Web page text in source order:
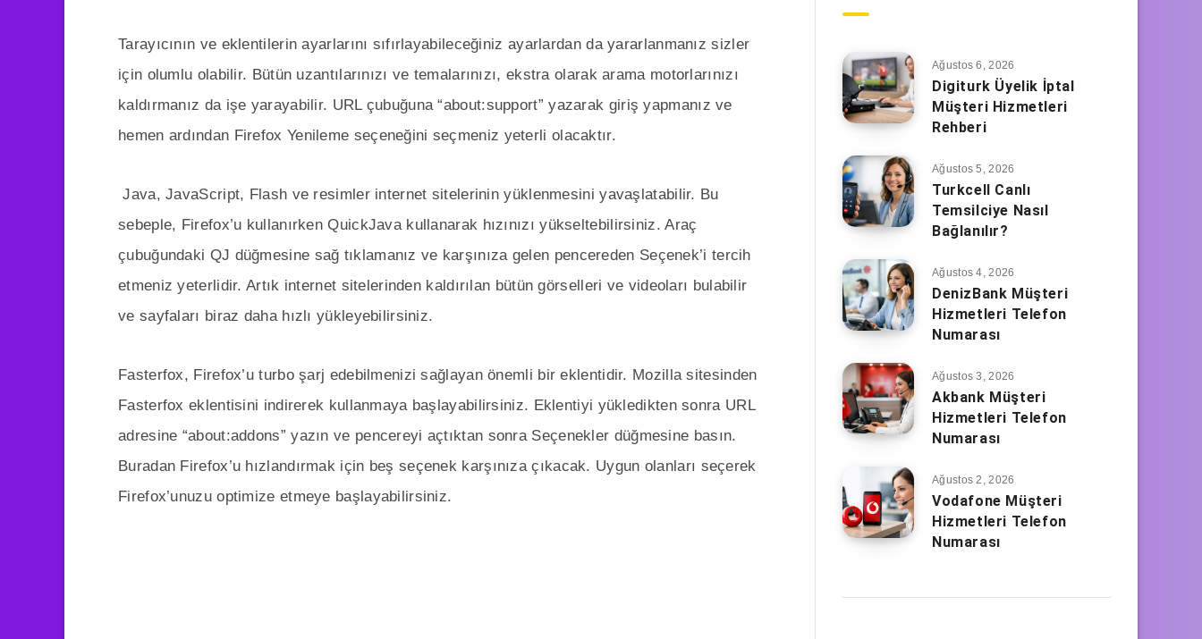
Tarayıcının ve eklentilerin ayarlarını sıfırlayabileceğiniz ayarlardan da yararlanmanız sizler
için olumlu olabilir. Bütün uzantılarınızı ve temalarınızı, ekstra olarak arama motorlarınızı
kaldırmanız da işe yarayabilir. URL çubuğuna “about:support” yazarak giriş yapmanız ve
hemen ardından Firefox Yenileme seçeneğini seçmeniz yeterli olacaktır.
Java, JavaScript, Flash ve resimler internet sitelerinin yüklenmesini yavaşlatabilir. Bu
sebeple, Firefox’u kullanırken QuickJava kullanarak hızınızı yükseltebilirsiniz. Araç
çubuğundaki QJ düğmesine sağ tıklamanız ve karşınıza gelen pencereden Seçenek’i tercih
etmeniz yeterlidir. Artık internet sitelerinden kaldırılan bütün görselleri ve videoları bulabilir
ve sayfaları biraz daha hızlı yükleyebilirsiniz.
Fasterfox, Firefox’u turbo şarj edebilmenizi sağlayan önemli bir eklentidir. Mozilla sitesinden
Fasterfox eklentisini indirerek kullanmaya başlayabilirsiniz. Eklentiyi yükledikten sonra URL
adresine “about:addons” yazın ve pencereyi açtıktan sonra Seçenekler düğmesine basın.
Buradan Firefox’u hızlandırmak için beş seçenek karşınıza çıkacak. Uygun olanları seçerek
Firefox’unuzu optimize etmeye başlayabilirsiniz.
Ağustos 6, 2026
Digiturk Üyelik İptal
Müşteri Hizmetleri
Rehberi
Ağustos 5, 2026
Turkcell Canlı
Temsilciye Nasıl
Bağlanılır?
Ağustos 4, 2026
DenizBank Müşteri
Hizmetleri Telefon
Numarası
Ağustos 3, 2026
Akbank Müşteri
Hizmetleri Telefon
Numarası
Ağustos 2, 2026
Vodafone Müşteri
Hizmetleri Telefon
Numarası